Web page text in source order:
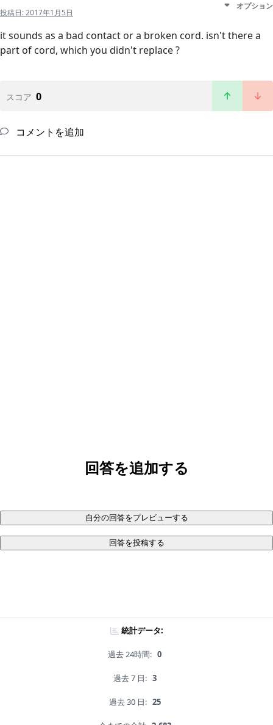
投稿日:2017年1月5日
オプション
it sounds as a bad contact or a broken cord. isn't there a
part of cord, which you didn't replace ?
スコア 0
コメントを追加
回答を追加する
自分の回答をプレビューする
回答を投稿する
統計データ:
過去 24時間: 0
過去 7 日: 3
過去 30 日: 25